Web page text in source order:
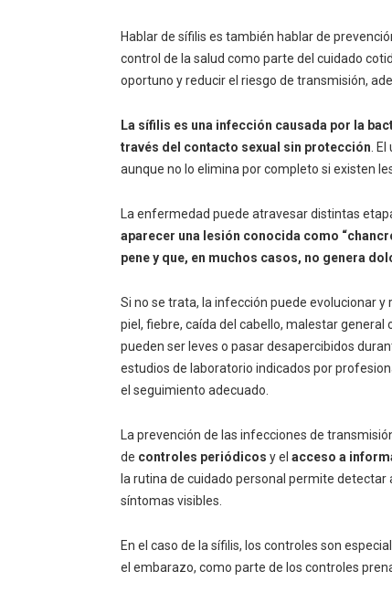
Hablar de sífilis es también hablar de
control de la salud como parte del cuidado
oportuno y reducir el riesgo de transmisión,
La sífilis es una infección causada por la
través del contacto sexual sin protección .
aunque no lo elimina por completo si existen
La enfermedad puede atravesar distintas
aparecer una lesión conocida como
pene y que, en muchos casos, no genera
Si no se trata, la infección puede evolucionar
piel, fiebre, caída del cabello, malestar general
pueden ser leves o pasar desapercibidos
estudios de laboratorio indicados por
el seguimiento adecuado.
La prevención de las infecciones de
de controles periódicos y el acceso a
la rutina de cuidado personal permite
síntomas visibles.
En el caso de la sífilis, los controles son
el embarazo, como parte de los controles